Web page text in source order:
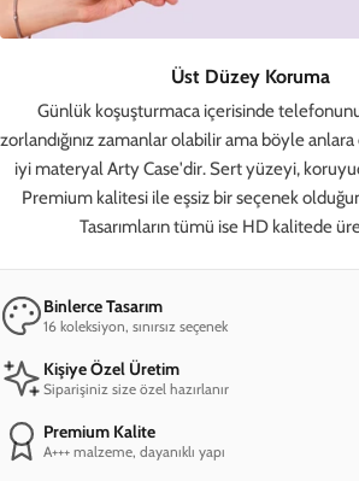
Üst Düzey Koruma
Günlük koşuşturmaca içerisinde
zorlandığınız zamanlar olabilir ama böyle
iyi materyal Arty Case'dir. Sert yüzeyi,
Premium kalitesi ile eşsiz bir seçenek
Tasarımların tümü ise HD kalitede
Binlerce Tasarım
16 koleksiyon, sınırsız seçenek
Kişiye Özel Üretim
Siparişiniz size özel hazırlanır
Premium Kalite
A+++ malzeme, dayanıklı yapı